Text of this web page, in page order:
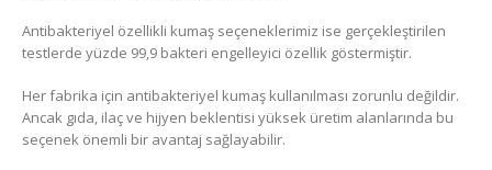
Antibakteriyel özellikli kumaş seçeneklerimiz ise gerçekleştirilen
testlerde yüzde 99,9 bakteri engelleyici özellik göstermiştir.
Her fabrika için antibakteriyel kumaş kullanılması zorunlu değildir.
Ancak gıda, ilaç ve hijyen beklentisi yüksek üretim alanlarında bu
seçenek önemli bir avantaj sağlayabilir.